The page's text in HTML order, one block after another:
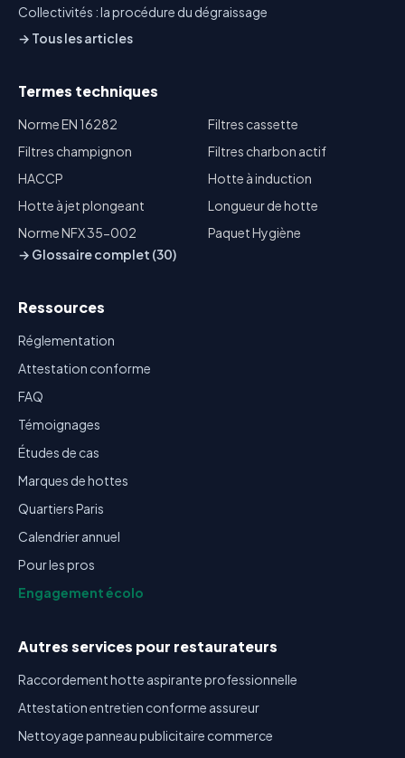
Collectivités : la procédure du dégraissage
→ Tous les articles
Termes techniques
Norme EN 16282
Filtres cassette
Filtres champignon
Filtres charbon actif
HACCP
Hotte à induction
Hotte à jet plongeant
Longueur de hotte
Norme NFX 35-002
Paquet Hygiène
→ Glossaire complet (30)
Ressources
Réglementation
Attestation conforme
FAQ
Témoignages
Études de cas
Marques de hottes
Quartiers Paris
Calendrier annuel
Pour les pros
Engagement écolo
Autres services pour restaurateurs
Raccordement hotte aspirante professionnelle
Attestation entretien conforme assureur
Nettoyage panneau publicitaire commerce